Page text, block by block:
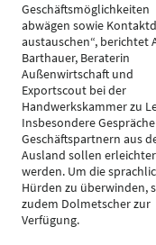
Geschäftsmöglichkeiten
abwägen sowie
austauschen“, berichtet
Barthauer, Beraterin
Außenwirtschaft und
Exportscout bei der
Handwerkskammer zu
Insbesondere
Geschäftspartnern aus
Ausland sollen
werden. Um die
Hürden zu überwinden,
zudem Dolmetscher zur
Verfügung.